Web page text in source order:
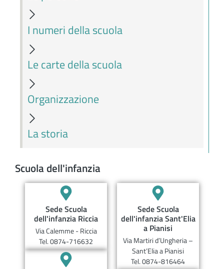
I numeri della scuola
Le carte della scuola
Organizzazione
La storia
Scuola dell'infanzia
Sede Scuola
dell'infanzia Riccia
Via Calemme - Riccia
Tel. 0874-716632
Sede Scuola
dell'infanzia Sant'Elia
a Pianisi
Via Martiri d’Ungheria –
Sant’Elia a Pianisi
Tel. 0874-816464